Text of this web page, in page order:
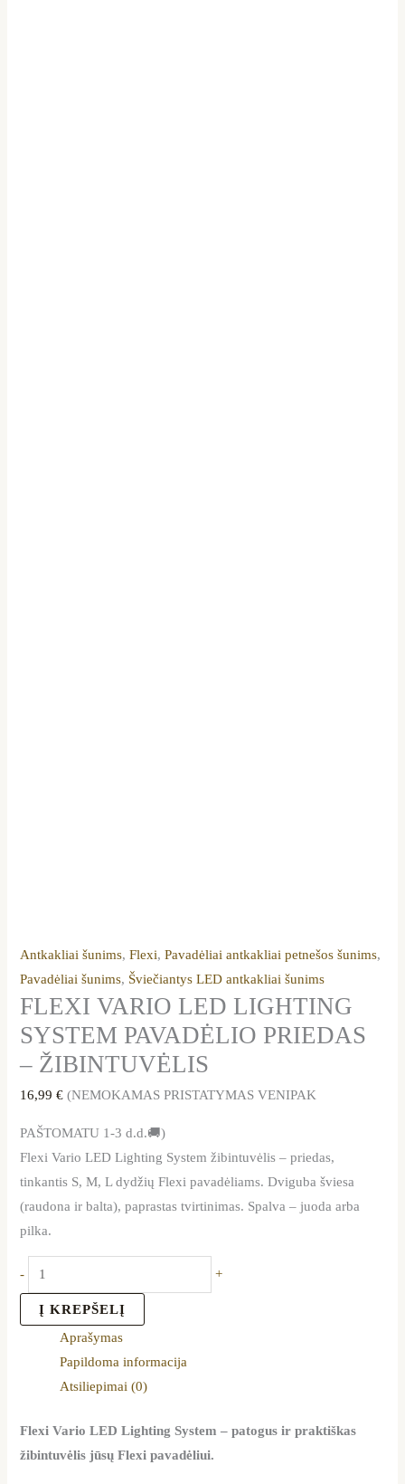
Antkakliai šunims,Flexi,Pavadėliai antkakliai petnešos šunims,
Pavadėliai šunims, Šviečiantys LED antkakliai šunims
FLEXI VARIO LED LIGHTING
SYSTEM PAVADĖLIO PRIEDAS
– ŽIBINTUVĖLIS
16,99€ (NEMOKAMAS PRISTATYMAS VENIPAK
PAŠTOMATU 1-3 d.d.🚚)
Flexi Vario LED Lighting System žibintuvėlis – priedas,
tinkantis S, M, L dydžių Flexi pavadėliams. Dviguba šviesa
(raudona ir balta), paprastas tvirtinimas. Spalva – juoda arba
pilka.
- +
Į KREPŠELĮ
Aprašymas
Papildoma informacija
Atsiliepimai (0)
Flexi Vario LED Lighting System – patogus ir praktiškas
žibintuvėlis jūsų Flexi pavadėliui.